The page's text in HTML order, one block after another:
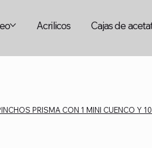
Acrilicos Cajas de
PRISMA CON 1 MINI CUENCO Y